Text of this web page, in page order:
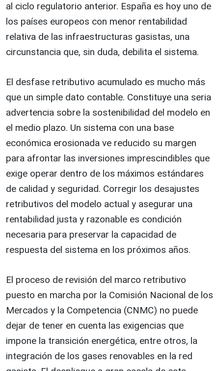
al ciclo regulatorio anterior. España es hoy uno de
los países europeos con menor rentabilidad
relativa de las infraestructuras gasistas, una
circunstancia que, sin duda, debilita el sistema.
El desfase retributivo acumulado es mucho más
que un simple dato contable. Constituye una seria
advertencia sobre la sostenibilidad del modelo en
el medio plazo. Un sistema con una base
económica erosionada ve reducido su margen
para afrontar las inversiones imprescindibles que
exige operar dentro de los máximos estándares
de calidad y seguridad. Corregir los desajustes
retributivos del modelo actual y asegurar una
rentabilidad justa y razonable es condición
necesaria para preservar la capacidad de
respuesta del sistema en los próximos años.
El proceso de revisión del marco retributivo
puesto en marcha por la Comisión Nacional de los
Mercados y la Competencia (CNMC) no puede
dejar de tener en cuenta las exigencias que
impone la transición energética, entre otros, la
integración de los gases renovables en la red